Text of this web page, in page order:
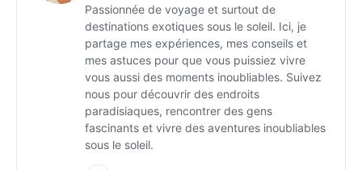
Passionnée de voyage et surtout de
destinations exotiques sous le soleil. Ici, je
partage mes expériences, mes conseils et
mes astuces pour que vous puissiez vivre
vous aussi des moments inoubliables. Suivez
nous pour découvrir des endroits
paradisiaques, rencontrer des gens
fascinants et vivre des aventures inoubliables
sous le soleil.